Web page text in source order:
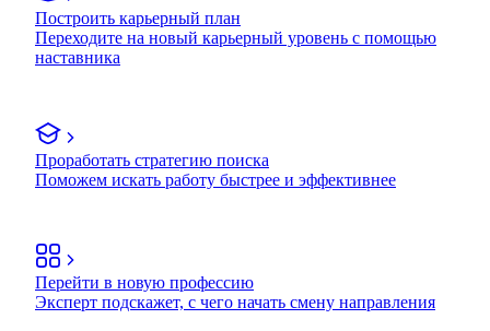
Построить карьерный план
Переходите на новый карьерный уровень с помощью
наставника
Проработать стратегию поиска
Поможем искать работу быстрее и эффективнее
Перейти в новую профессию
Эксперт подскажет, с чего начать смену направления